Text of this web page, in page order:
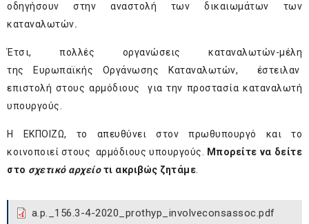
οδηγήσουν στην αναστολή των δικαιωμάτων των
καταναλωτών.
Έτσι, πολλές οργανώσεις καταναλωτών-μέλη
της
Ευρωπαϊκής Οργάνωσης Καταναλωτών, έστειλαν
επιστολή στους αρμόδιους για την προστασία καταναλωτή
υπουργούς.
Η ΕΚΠΟΙΖΩ, το απευθύνει στον πρωθυπουργό και το
κοινοποιεί στους αρμόδιους υπουργούς. Μπορείτε να δείτε
στο σχετικό αρχείοτι ακριβώς ζητάμε.
a.p._156.3-4-2020_prothyp_involveconsassoc.pdf